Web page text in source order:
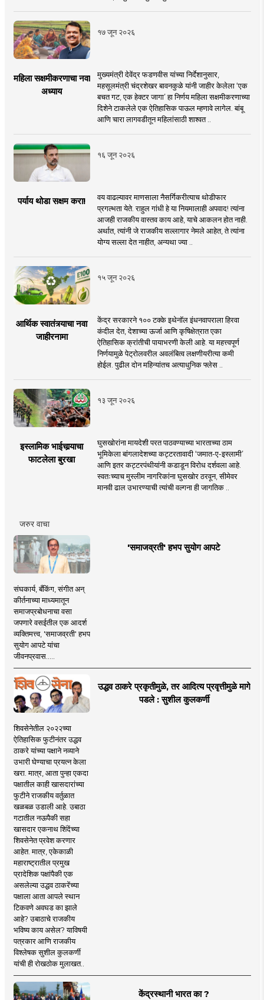
१७ जून २०२६
महिला सक्षमीकरणाचा नवा
अध्याय
मुख्यमंत्री देवेंद्र फडणवीस यांच्या निर्देशानुसार,
महसूलमंत्री चंद्रशेखर बावनकुळे यांनी जाहीर केलेला ‘एक
बचत गट, एक हेक्टर जागा’ हा निर्णय महिला सक्षमीकरणाच्या
दिशेने टाकलेले एक ऐतिहासिक पाऊल म्हणावे लागेल. बांबू
आणि चारा लागवडीतून महिलांसाठी शाश्वत ..
१६ जून २०२६
पर्याय थोडा सक्षम करा!
वय वाढल्यावर माणसाला नैसर्गिकरीत्याच थोडीफार
प्रगल्भता येते. राहुल गांधी हे या नियमालाही अपवाद! त्यांना
आजही राजकीय वास्तव काय आहे, याचे आकलन होत नाही.
अर्थात, त्यांनी जे राजकीय सल्लागार नेमले आहेत, ते त्यांना
योग्य सल्ला देत नाहीत, अन्यथा ज्या ..
१५ जून २०२६
आर्थिक स्वातंत्र्याचा नवा
जाहीरनामा
केंद्र सरकारने १०० टक्के इथेनॉल इंधनवापराला हिरवा
कंदील देत, देशाच्या ऊर्जा आणि कृषिक्षेत्रात एका
ऐतिहासिक क्रांतीची पायाभरणी केली आहे. या महत्त्वपूर्ण
निर्णयामुळे पेट्रोलवरील अवलंबित्व लक्षणीयरीत्या कमी
होईल. पुढील दोन महिन्यांतच अत्याधुनिक फ्लेस ..
१३ जून २०२६
इस्लामिक भाईचार्‍याचा
फाटलेला बुरखा
घुसखोरांना मायदेशी परत पाठवण्याच्या भारताच्या ठाम
भूमिकेला बांगलादेशच्या कट्टरतावादी ‘जमात-ए-इस्लामी’
आणि इतर कट्टरपंथीयांनी कडाडून विरोध दर्शवला आहे.
स्वतःच्याच मुस्लीम नागरिकांना घुसखोर ठरवून, सीमेवर
मानवी ढाल उभारण्याची त्यांची वल्गना ही जागतिक ..
जरुर वाचा
'समाजव्रती' हभप सुयोग आपटे
संघकार्य, बँकिंग, संगीत अन्
कीर्तनाच्या माध्यमातून
समाजप्रबोधनाचा वसा
जपणारे वसईतील एक आदर्श
व्यक्तिमत्त्व, 'समाजव्रती' हभप
सुयोग आपटे यांचा
जीवनप्रवास.....
उद्धव ठाकरे प्रकृतीमुळे, तर आदित्य प्रवृत्तीमुळे मागे
पडले : सुशील कुलकर्णी
शिवसेनेतील २०२२च्या
ऐतिहासिक फुटीनंतर उद्धव
ठाकरे यांच्या पक्षाने नव्याने
उभारी घेण्याचा प्रयत्न केला
खरा. मात्र, आता पुन्हा एकदा
पक्षातील काही खासदारांच्या
फुटीने राजकीय वर्तुळात
खळबळ उडाली आहे. उबाठा
गटातील नऊपैकी सहा
खासदार एकनाथ शिंदेंच्या
शिवसेनेत प्रवेश करणार
आहेत. मात्र, एकेकाळी
महाराष्ट्रातील प्रमुख
प्रादेशिक पक्षांपैकी एक
असलेल्या उद्धव ठाकरेंच्या
पक्षाला आता आपले स्थान
टिकवणे अवघड का झाले
आहे? उबाठाचे राजकीय
भविष्य काय असेल? याविषयी
पत्रकार आणि राजकीय
विश्लेषक सुशील कुलकर्णी
यांची ही रोखठोक मुलाखत..
केंद्रस्थानी भारत का ?